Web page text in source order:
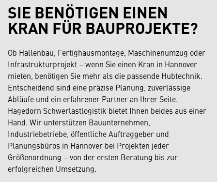
SIE BENÖTIGEN EINEN
KRAN FÜR BAUPROJEKTE?
Ob Hallenbau, Fertighausmontage, Maschinenumzug oder
Infrastrukturprojekt – wenn Sie einen Kran in Hannover
mieten, benötigen Sie mehr als die passende Hubtechnik.
Entscheidend sind eine präzise Planung, zuverlässige
Abläufe und ein erfahrener Partner an Ihrer Seite.
Hagedorn Schwerlastlogistik bietet Ihnen beides aus einer
Hand. Wir unterstützen Bauunternehmen,
Industriebetriebe, öffentliche Auftraggeber und
Planungsbüros in Hannover bei Projekten jeder
Größenordnung – von der ersten Beratung bis zur
erfolgreichen Umsetzung.